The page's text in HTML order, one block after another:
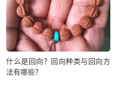
什么是回向？回向种类与回向方
法有哪些？